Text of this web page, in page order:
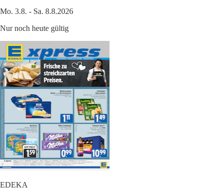
Mo. 3.8. - Sa. 8.8.2026
Nur noch heute gültig
EDEKA